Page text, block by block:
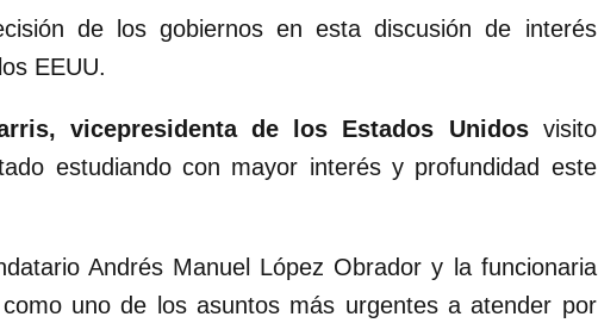
de los gobiernos en esta discusión de interés
EEUU.
vicepresidenta de los Estados Unidosvisito
estudiando con mayor interés y profundidad este
Andrés Manuel López Obrador y la funcionaria
uno de los asuntos más urgentes a atender por